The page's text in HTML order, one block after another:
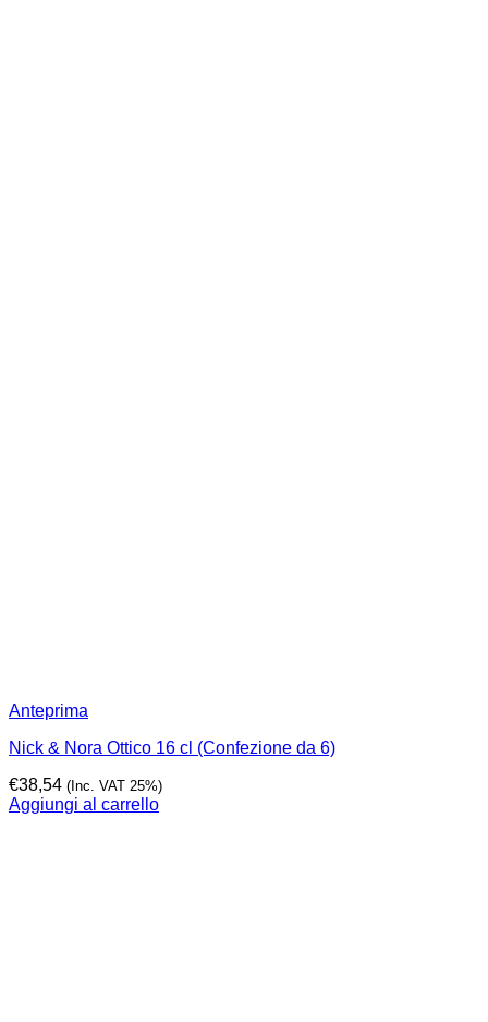
Anteprima
Nick & Nora Ottico 16 cl (Confezione da 6)
€38,54 (Inc. VAT 25%)
Aggiungi al carrello